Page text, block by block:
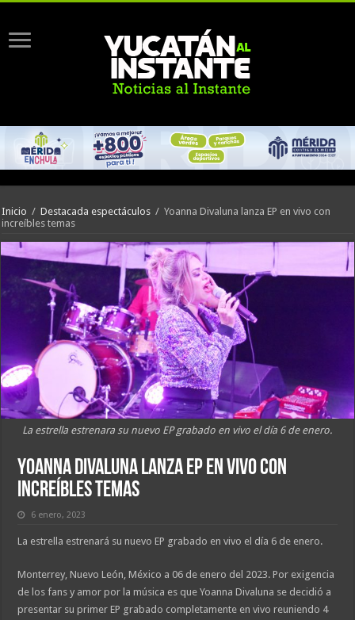
Inicio / Destacada espectáculos / Yoanna Divaluna lanza EP en vivo con
increíbles temas
La estrella estrenara su nuevo EP grabado en vivo el día 6 de enero.
Yoanna Divaluna lanza EP en vivo con
increíbles temas
6 enero, 2023
La estrella estrenará su nuevo EP grabado en vivo el día 6 de enero.
Monterrey, Nuevo León, México a 06 de enero del 2023. Por exigencia
de los fans y amor por la música es que Yoanna Divaluna se decidió a
presentar su primer EP grabado completamente en vivo reuniendo 4